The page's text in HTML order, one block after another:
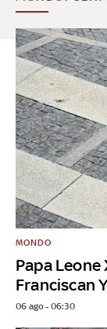
Papa Leone
Franciscan
MONDO
06 ago - 06:30